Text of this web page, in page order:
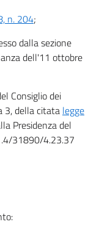
n. 204;
dalla sezione
dell'11 ottobre
Consiglio dei
3, della citata legge
Presidenza del
31890/4.23.37